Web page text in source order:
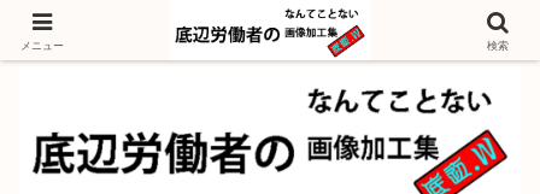
独身底辺おじさんが風景写真をイラスト風に加工するブログ
メニュー 検索